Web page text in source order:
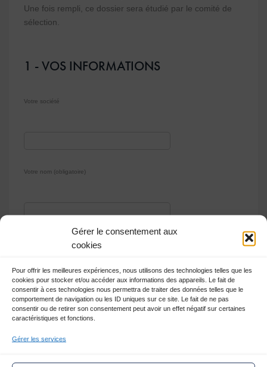
Gérer le consentement aux
cookies
Pour offrir les meilleures expériences, nous utilisons des technologies telles que les
cookies pour stocker et/ou accéder aux informations des appareils. Le fait de
consentir à ces technologies nous permettra de traiter des données telles que le
comportement de navigation ou les ID uniques sur ce site. Le fait de ne pas
consentir ou de retirer son consentement peut avoir un effet négatif sur certaines
caractéristiques et fonctions.
Gérer les services
Une fois rempli, ce dossier sera étudié par le comité de
sélection.
1 - VOS INFORMATIONS
Votre société
Votre nom (obligatoire)
Votre prénom (obligatoire)
Votre site internet